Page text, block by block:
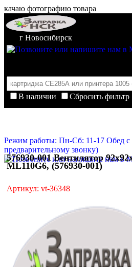
качаю фотографию товара
г Новосибирск
В наличии
Сбросить фильтр
Корзина
Режим работы: Пн-Сб: 11-17 Обед с
предварительному звонку)
576930-001 Вентилятор
ML110G6, (576930-001)
Артикул: vt-36348